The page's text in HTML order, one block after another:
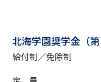
北海学園奨学金（
給付制／免除制